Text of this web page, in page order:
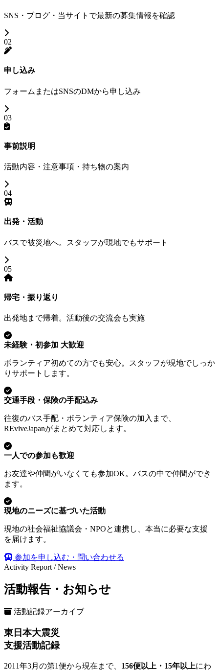
SNS・ブログ・当サイトで最新の募集情報を確認
02
申し込み
フォームまたはSNSのDMから申し込み
03
事前説明
活動内容・注意事項・持ち物の案内
04
出発・活動
バスで被災地へ。スタッフが現地でもサポート
05
帰宅・振り返り
出発地まで帰着。活動後の交流会も実施
未経験・初参加 大歓迎
ボランティア初めての方でも安心。スタッフが現地でしっか
りサポートします。
交通手段・保険の手配込み
往復のバス手配・ボランティア保険の加入まで、
REviveJapanがまとめて対応します。
一人での参加も歓迎
お友達や仲間がいなくても参加OK。バスの中で仲間ができ
ます。
現地のニーズに基づいた活動
現地の社会福祉協議会・NPOと連携し、本当に必要な支援
を届けます。
参加を申し込む・問い合わせる
Activity Report / News
活動報告・お知らせ
活動記録アーカイブ
東日本大震災
支援活動記録
2011年3月の第1便から現在まで、 156便以上・15年以上にわ